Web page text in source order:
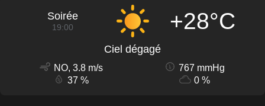
Soirée
19:00 +28°C
Ciel dégagé
NO, 3.8 m/s
767 mmHg
37 %
0 %